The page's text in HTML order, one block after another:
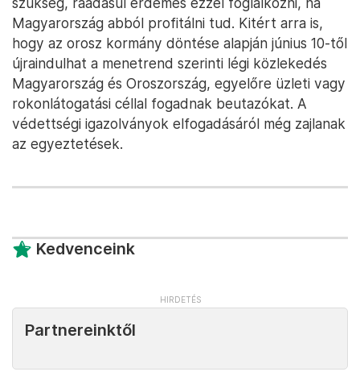
Magyarország abból profitálni tud. Kitért arra is,
hogy az orosz kormány döntése alapján június 10-től
újraindulhat a menetrend szerinti légi közlekedés
Magyarország és Oroszország, egyelőre üzleti vagy
rokonlátogatási céllal fogadnak beutazókat. A
védettségi igazolványok elfogadásáról még zajlanak
az egyeztetések.
Kedvenceink
Partnereinktől